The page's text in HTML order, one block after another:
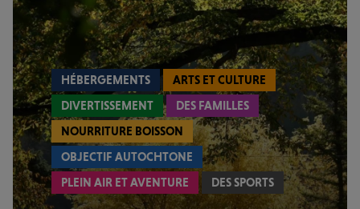
HÉBERGEMENTS
ARTS ET CULTURE
DIVERTISSEMENT
DES FAMILLES
NOURRITURE BOISSON
OBJECTIF AUTOCHTONE
PLEIN AIR ET AVENTURE
DES SPORTS